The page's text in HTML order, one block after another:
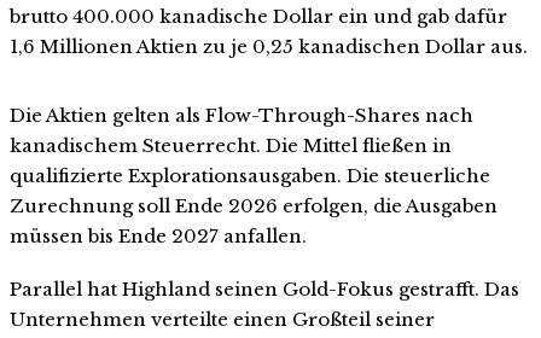
brutto 400.000 kanadische Dollar ein und gab dafür
1,6 Millionen Aktien zu je 0,25 kanadischen Dollar aus.
Die Aktien gelten als Flow-Through-Shares nach
kanadischem Steuerrecht. Die Mittel fließen in
qualifizierte Explorationsausgaben. Die steuerliche
Zurechnung soll Ende 2026 erfolgen, die Ausgaben
müssen bis Ende 2027 anfallen.
Parallel hat Highland seinen Gold-Fokus gestrafft. Das
Unternehmen verteilte einen Großteil seiner